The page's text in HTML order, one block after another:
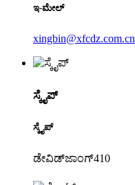
ಇ-ಮೇಲ್
xingbin@xfcdz.com.cn
ಸ್ಕೈಪ್
ಸ್ಕೈಪ್
ಡೇವಿಡ್‌ಜಾಂಗ್410